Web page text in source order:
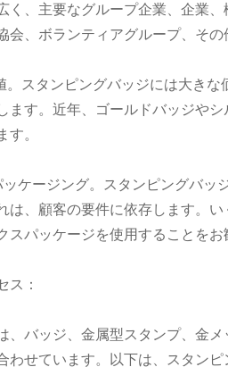
く、主要なグループ企業、企業
会、ボランティアグループ、その
。スタンピングバッジには大き
ます。近年、ゴールドバッジや
す。
ケージング。スタンピングバッ
は、顧客の要件に依存します。
スパッケージを使用することをお
ス：
、バッジ、金属型スタンプ、金
わせています。以下は、スタンピ